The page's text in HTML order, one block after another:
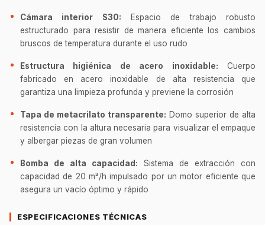
Cámara interior S30: Espacio de trabajo robusto
estructurado para resistir de manera eficiente los cambios
bruscos de temperatura durante el uso rudo
Estructura higiénica de acero inoxidable: Cuerpo
fabricado en acero inoxidable de alta resistencia que
garantiza una limpieza profunda y previene la corrosión
Tapa de metacrilato transparente: Domo superior de alta
resistencia con la altura necesaria para visualizar el empaque
y albergar piezas de gran volumen
Bomba de alta capacidad: Sistema de extracción con
capacidad de 20 m³/h impulsado por un motor eficiente que
asegura un vacío óptimo y rápido
ESPECIFICACIONES TÉCNICAS